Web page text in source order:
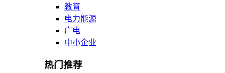
教育
电力能源
广电
中小企业
热门推荐